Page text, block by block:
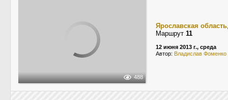
488
Ярославская область
Маршрут 11
12 июня 2013 г., среда
Автор: Владислав Фоменко